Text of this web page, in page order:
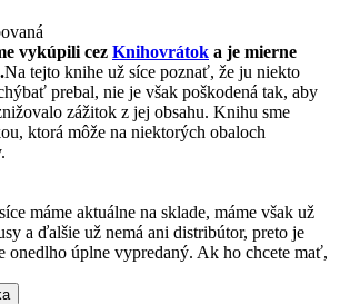
vykúpili cez Knihovrátok a je mierne
Na tejto knihe už síce poznať, že ju niekto
prebal, nie je však poškodená tak, aby
zážitok z jej obsahu. Knihu sme
ktorá môže na niektorých obaloch
máme aktuálne na sklade, máme však už
a ďalšie už nemá ani distribútor, preto je
onedlho úplne vypredaný. Ak ho chcete mať,